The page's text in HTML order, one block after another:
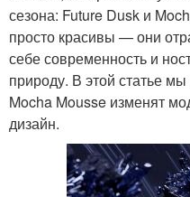
сезона: Future Dusk и
просто красивы — они
себе современность и
природу. В этой статье
Mocha Mousse изменят
дизайн.